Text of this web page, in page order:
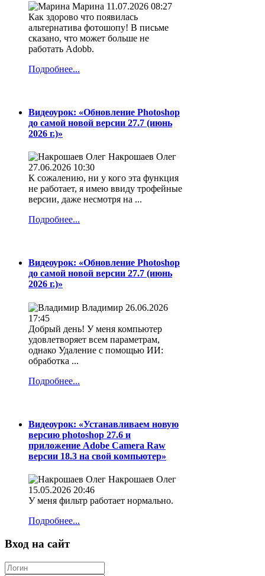
Марина 11.07.2026 08:27
Как здорово что появилась
альтернатива фотошопу! В письме
сказано, что может больше не
работать Adobb.
Подробнее...
Видеоурок: «Обновление Photoshop
до самой новой версии 27.7 (июнь
2026 г.)»
Накрошаев Олег
27.06.2026 10:30
К сожалению, ни у кого эта функция
не работает, я имею ввиду трофейные
версии, даже несмотря на ...
Подробнее...
Видеоурок: «Обновление Photoshop
до самой новой версии 27.7 (июнь
2026 г.)»
Владимир 26.06.2026
17:45
Добрый день! У меня компьютер
удовлетворяет всем параметрам,
однако Удаление с помощью ИИ:
обработка ...
Подробнее...
Видеоурок: «Устанавливаем новую
версию photoshop 27.6 и
приложение Adobe Camera Raw
версии 18.3 на свой компьютер»
Накрошаев Олег
15.05.2026 20:46
У меня фильтр работает нормально.
Подробнее...
Вход на сайт